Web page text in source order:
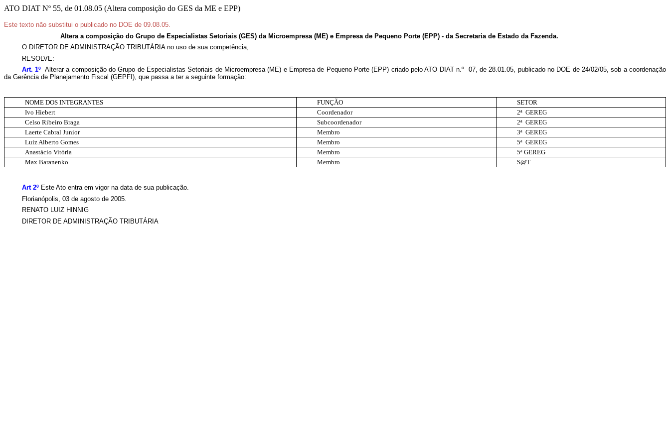
ATO DIAT Nº 55, de 01.08.05 (Altera composição do GES da ME e EPP)
Este texto não substitui o publicado no DOE de 09.08.05.
Altera a composição do Grupo de Especialistas Setoriais (GES) da Microempresa (ME) e Empresa de Pequeno Porte (EPP) - da Secretaria de Estado da Fazenda.
O DIRETOR DE ADMINISTRAÇÃO TRIBUTÁRIA no uso de sua competência,
RESOLVE:
Art. 1º Alterar a composição do Grupo de Especialistas Setoriais de Microempresa (ME) e Empresa de Pequeno Porte (EPP) criado pelo ATO DIAT n.º 07, de 28.01.05, publicado no DOE de 24/02/05, sob a coordenação
da Gerência de Planejamento Fiscal (GEPFI), que passa a ter a seguinte formação:
NOME DOS INTEGRANTES FUNÇÃO
SETOR
Ivo Hiebert
Coordenador 2ª GEREG
Celso Ribeiro Braga
Subcoordenador 2ª GEREG
Laerte Cabral Junior
Membro 3ª GEREG
Luiz Alberto Gomes
Membro 5ª GEREG
Anastácio Vitória
Membro
5ª GEREG
Max Baranenko
Membro S@T
Art 2º Este Ato entra em vigor na data de sua publicação.
Florianópolis, 03 de agosto de 2005.
RENATO LUIZ HINNIG
DIRETOR DE ADMINISTRAÇÃO TRIBUTÁRIA